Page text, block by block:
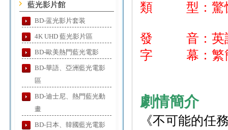
藍光影片館
BD-蓝光影片套装
4K UHD 藍光影片區
BD-歐美熱門藍光電影
BD-華語、亞洲藍光電影
區
BD-迪士尼、熱門藍光動
畫
BD-日本、韓國藍光電影
類 型：驚悚
發 音：英
字 幕：繁
劇情簡介
《不可能的任